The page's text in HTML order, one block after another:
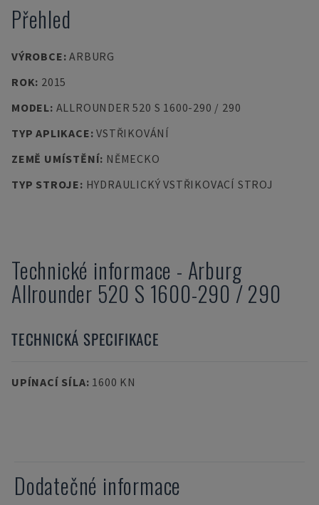
Přehled
VÝROBCE:ARBURG
ROK: 2015
MODEL: ALLROUNDER 520 S 1600-290 / 290
TYP APLIKACE:VSTŘIKOVÁNÍ
ZEMĚ UMÍSTĚNÍ: NĚMECKO
TYP STROJE: HYDRAULICKÝ VSTŘIKOVACÍ STROJ
Technické informace - Arburg
Allrounder 520 S 1600-290 / 290
TECHNICKÁ SPECIFIKACE
UPÍNACÍ SÍLA: 1600 KN
Dodatečné informace